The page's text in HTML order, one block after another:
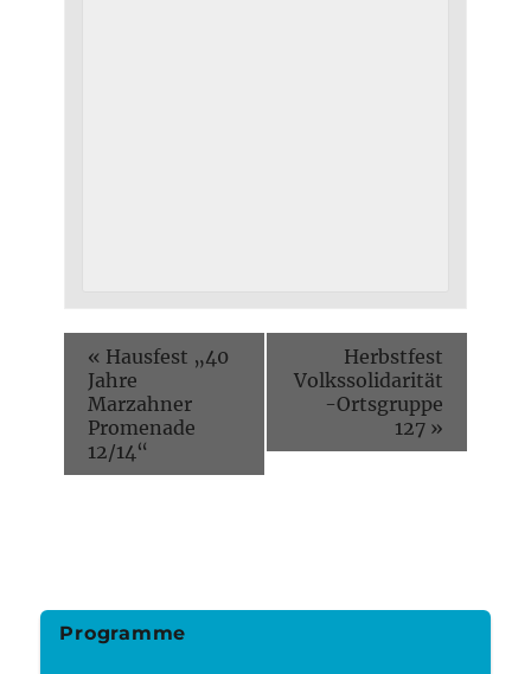
« Hausfest „40
Jahre
Marzahner
Promenade
12/14“
Herbstfest
Volkssolidarität
-Ortsgruppe
127 »
Programme